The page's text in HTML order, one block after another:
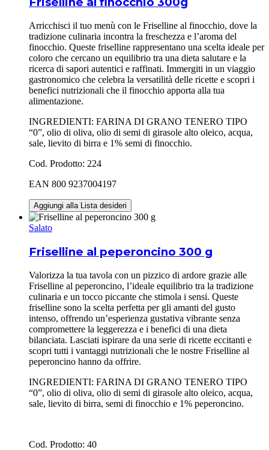
Arricchisci il tuo menù con le Friselline al finocchio, dove la
tradizione culinaria incontra la freschezza e l’aroma del
finocchio. Queste friselline rappresentano una scelta ideale per
coloro che cercano un equilibrio tra una dieta salutare e la
ricerca di sapori autentici e raffinati. Immergiti in un viaggio
gastronomico che celebra la versatilità delle ricette e scopri i
benefici nutrizionali che il finocchio apporta alla tua
alimentazione.
INGREDIENTI: FARINA DI GRANO TENERO TIPO
“0”, olio di oliva, olio di semi di girasole alto oleico, acqua,
sale, lievito di birra e 1% semi di finocchio.
Cod. Prodotto: 224
EAN 800 9237004197
Aggiungi alla Lista desideri
Salato
Friselline al peperoncino 300 g
Valorizza la tua tavola con un pizzico di ardore grazie alle
Friselline al peperoncino, l’ideale equilibrio tra la tradizione
culinaria e un tocco piccante che stimola i sensi. Queste
friselline sono la scelta perfetta per gli amanti del gusto
intenso, offrendo un’esperienza gustativa vibrante senza
compromettere la leggerezza e i benefici di una dieta
bilanciata. Lasciati ispirare da una serie di ricette eccitanti e
scopri tutti i vantaggi nutrizionali che le nostre Friselline al
peperoncino hanno da offrire.
INGREDIENTI: FARINA DI GRANO TENERO TIPO
“0”, olio di oliva, olio di semi di girasole alto oleico, acqua,
sale, lievito di birra, semi di finocchio e 1% peperoncino.
Cod. Prodotto: 40